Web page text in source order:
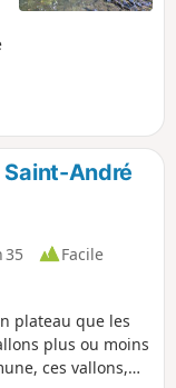
André
35
Facile
plateau que les
plus ou moins
ces vallons,